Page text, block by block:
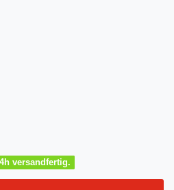
versandfertig.